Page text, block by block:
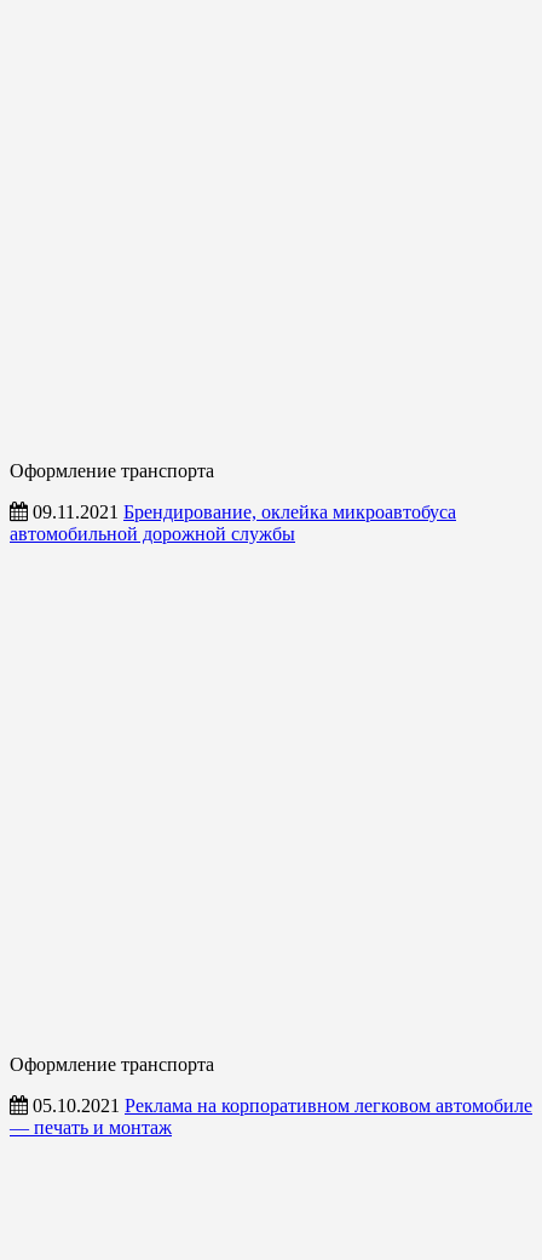
Оформление транспорта
09.11.2021 Брендирование, оклейка микроавтобуса
автомобильной дорожной службы
Оформление транспорта
05.10.2021 Реклама на корпоративном легковом автомобиле
— печать и монтаж